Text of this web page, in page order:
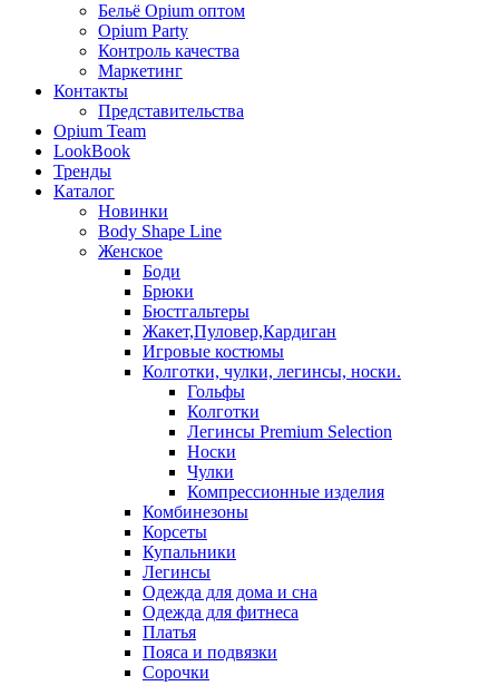
Бельё Opium оптом
Opium Party
Контроль качества
Маркетинг
Контакты
Представительства
Opium Team
LookBook
Тренды
Каталог
Новинки
Body Shape Line
Женское
Боди
Брюки
Бюстгальтеры
Жакет,Пуловер,Кардиган
Игровые костюмы
Колготки, чулки, легинсы, носки.
Гольфы
Колготки
Легинсы Premium Selection
Носки
Чулки
Компрессионные изделия
Комбинезоны
Корсеты
Купальники
Легинсы
Одежда для дома и сна
Одежда для фитнеса
Платья
Пояса и подвязки
Сорочки